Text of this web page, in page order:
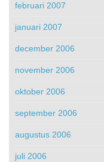
februari 2007
januari 2007
december 2006
november 2006
oktober 2006
september 2006
augustus 2006
juli 2006